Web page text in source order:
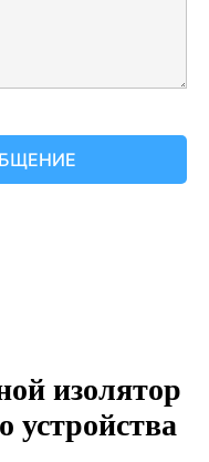
изолятор
устройства